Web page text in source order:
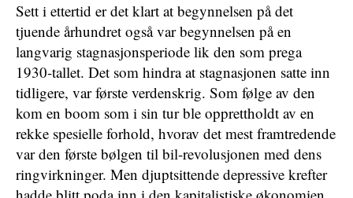
Sett i ettertid er det klart at begynnelsen på det
tjuende århundret også var begynnelsen på en
langvarig stagnasjonsperiode lik den som prega
1930-tallet. Det som hindra at stagnasjonen satte inn
tidligere, var første verdenskrig. Som følge av den
kom en boom som i sin tur ble opprettholdt av en
rekke spesielle forhold, hvorav det mest framtredende
var den første bølgen til bil-revolusjonen med dens
ringvirkninger. Men djuptsittende depressive krefter